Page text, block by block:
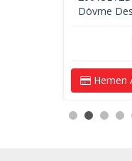
Dövme
Hemen